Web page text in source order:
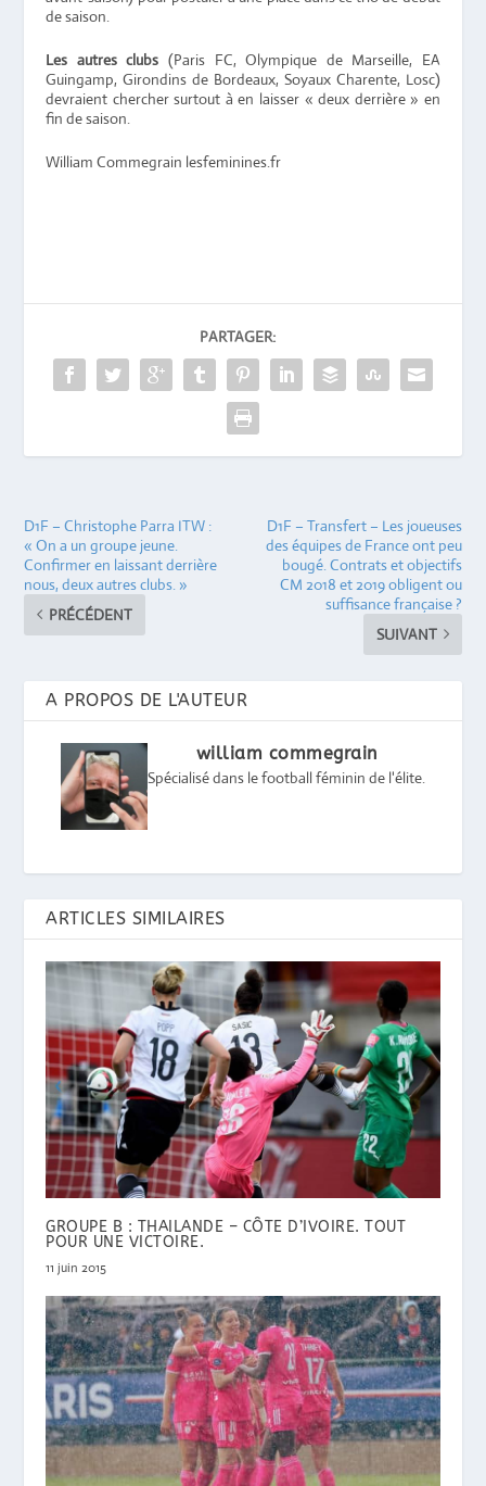
de saison.
Les autres clubs (Paris FC, Olympique de Marseille, EA
Guingamp, Girondins de Bordeaux, Soyaux Charente, Losc)
devraient chercher surtout à en laisser « deux derrière » en
fin de saison.
William Commegrain lesfeminines.fr
PARTAGER:
D1F – Christophe Parra ITW :
« On a un groupe jeune.
Confirmer en laissant derrière
nous, deux autres clubs. »
PRÉCÉDENT
D1F – Transfert – Les joueuses
des équipes de France ont peu
bougé. Contrats et objectifs
CM 2018 et 2019 obligent ou
suffisance française ?
SUIVANT
A PROPOS DE L'AUTEUR
william commegrain
Spécialisé dans le football féminin de l'élite.
ARTICLES SIMILAIRES
GROUPE B : THAILANDE – CÔTE D’IVOIRE. TOUT
POUR UNE VICTOIRE.
11 juin 2015